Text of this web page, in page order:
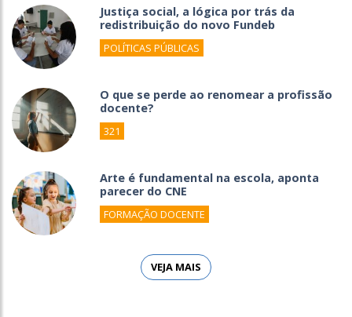
Justiça social, a lógica por trás da
redistribuição do novo Fundeb
POLÍTICAS PÚBLICAS
O que se perde ao renomear a profissão
docente?
321
Arte é fundamental na escola, aponta
parecer do CNE
FORMAÇÃO DOCENTE
VEJA MAIS